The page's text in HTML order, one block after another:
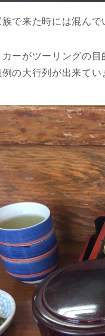
で来た時には混んで
ーがツーリングの目
の大行列が出来てい